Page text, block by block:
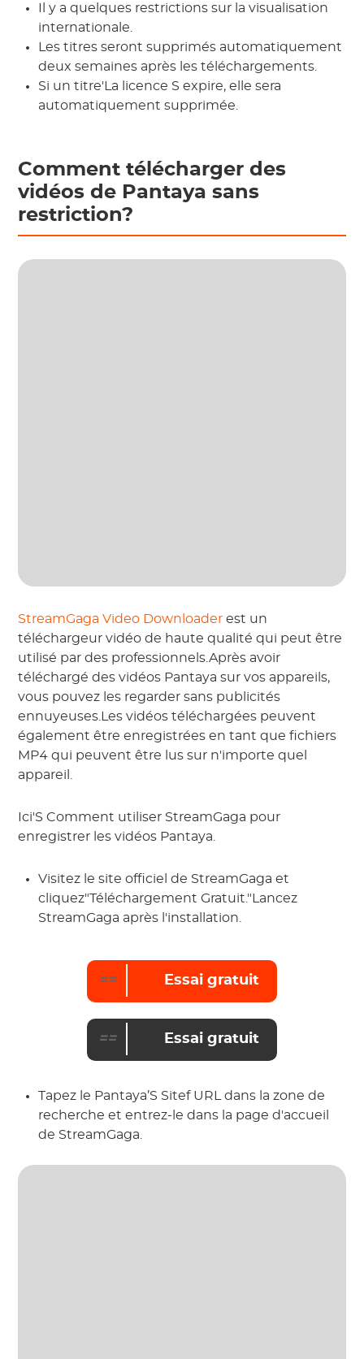
Il y a quelques restrictions sur la visualisation
internationale.
Les titres seront supprimés automatiquement
deux semaines après les téléchargements.
Si un titre'La licence S expire, elle sera
automatiquement supprimée.
Comment télécharger des
vidéos de Pantaya sans
restriction?
StreamGaga Video Downloaderest un
téléchargeur vidéo de haute qualité qui peut être
utilisé par des professionnels.Après avoir
téléchargé des vidéos Pantaya sur vos appareils,
vous pouvez les regarder sans publicités
ennuyeuses.Les vidéos téléchargées peuvent
également être enregistrées en tant que fichiers
MP4 qui peuvent être lus sur n'importe quel
appareil.
Ici'S Comment utiliser StreamGaga pour
enregistrer les vidéos Pantaya.
Visitez le site officiel de StreamGaga et
cliquez"Téléchargement Gratuit."Lancez
StreamGaga après l'installation.
== Essai gratuit
== Essai gratuit
Tapez le Pantaya’S Sitef URL dans la zone de
recherche et entrez-le dans la page d'accueil
de StreamGaga.